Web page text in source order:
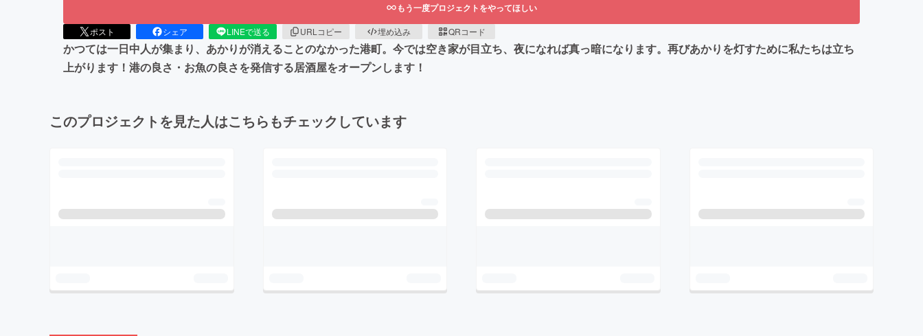
もう一度プロジェクトをやってほしい
ポスト シェア LINEで送る URLコピー 埋め込み QRコード
かつては一日中人が集まり、あかりが消えることのなかった港町。今では空き家が目立ち、夜になれば真っ暗になります。再びあかりを灯すために私たちは立ち
上がります！港の良さ・お魚の良さを発信する居酒屋をオープンします！
このプロジェクトを見た人はこちらもチェックしています